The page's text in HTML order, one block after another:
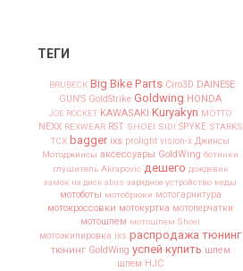
ТЕГИ
BRUBECK Big Bike Parts Ciro3D DAINESE
GUN'S GoldStrike Goldwing HONDA
JOE ROCKET KAWASAKI Kuryakyn MOTTO
NEXX REXWEAR RST SHOEI SIDI SPYKE STARKS
TCX bagger ixs prolight vision-x Джинсы
Мотоджинсы аксессуары GoldWing ботинки
глушитель Akrapovic дешего дождевик
замок на диск abus зарядное устройство кеды
мотоботы мотобрюки мотогарнитура
мотокроссовки мотокуртка мотоперчатки
мотошлем мотошлем Shoei
мотоэкипировка ixs распродажа тюнинг
тюнинг GoldWing успей купить шлем
шлем HJC